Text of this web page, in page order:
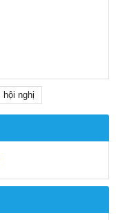
hội nghị